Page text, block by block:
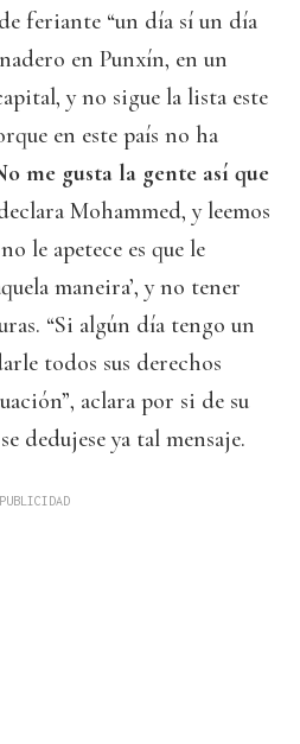
feriante “un día sí un día
en Punxín, en un
y no sigue la lista este
en este país no ha
me gusta la gente así que
Mohammed, y leemos
le apetece es que le
maneira’, y no tener
“Si algún día tengo un
todos sus derechos
aclara por si de su
dedujese ya tal mensaje.